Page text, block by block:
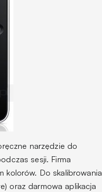
narzędzie do
sesji. Firma
kolorów. Do skalibrowania
oraz darmowa aplikacja